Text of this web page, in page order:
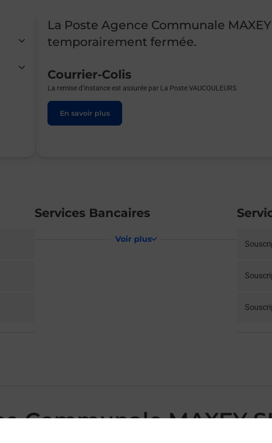
La Poste Agence Communale MAXEY
temporairement fermée.
Courrier-Colis
La remise d’instance est assurée par La Poste VAUCOULEURS
En savoir plus
Services Bancaires
Voir plus
Communale MAXEY